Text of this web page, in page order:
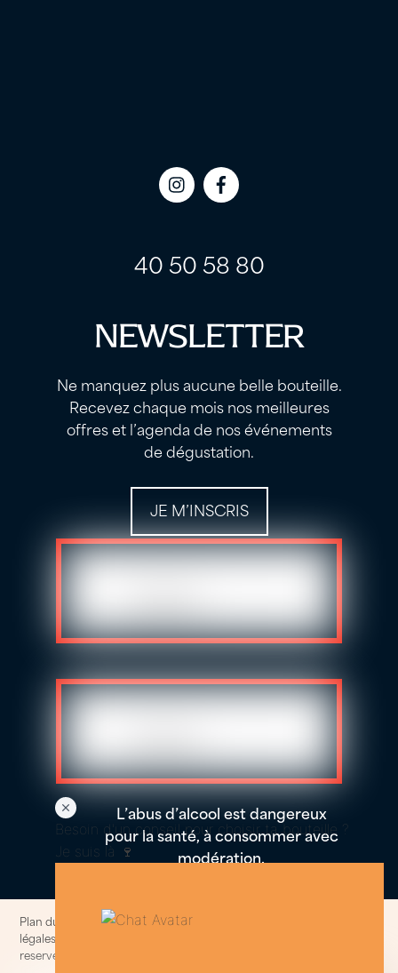
Icon
Icon
40 50 58 80
NEWSLETTER
Ne manquez plus aucune belle bouteille.
Recevez chaque mois nos meilleures
offres et l’agenda de nos événements
de dégustation.
JE M’INSCRIS
L’abus d’alcool est dangereux
pour la santé, à consommer avec
modération.
Plan du site Politique de confidentialités et cookies
légales
reserved.
Besoin d'un conseil pour choisir ta bouteille ?
Je suis là 🍷